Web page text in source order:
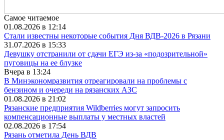
Самое читаемое
01.08.2026 в 12:14
Стали известны некоторые события Дня ВДВ-2026 в Рязани
31.07.2026 в 15:33
Девушку отстранили от сдачи ЕГЭ из-за «подозрительной»
пуговицы на ее блузке
Вчера в 13:24
В Минэкономразвития отреагировали на проблемы с
бензином и очереди на рязанских АЗС
01.08.2026 в 21:02
Рязанские предприятия Wildberries могут запросить
компенсационные выплаты у местных властей
02.08.2026 в 17:54
Рязань отметила День ВДВ